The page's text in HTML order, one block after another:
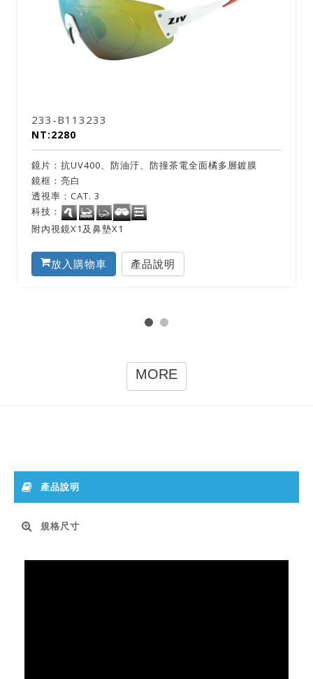
233-B113233
NT:2280
鏡片：抗UV400、防油汙、防撞茶電全面橘多層鍍膜
鏡框：亮白
透視率：CAT. 3
科技：
附內視鏡X1及鼻墊X1
放入購物車 產品說明
MORE
產品說明
規格尺寸